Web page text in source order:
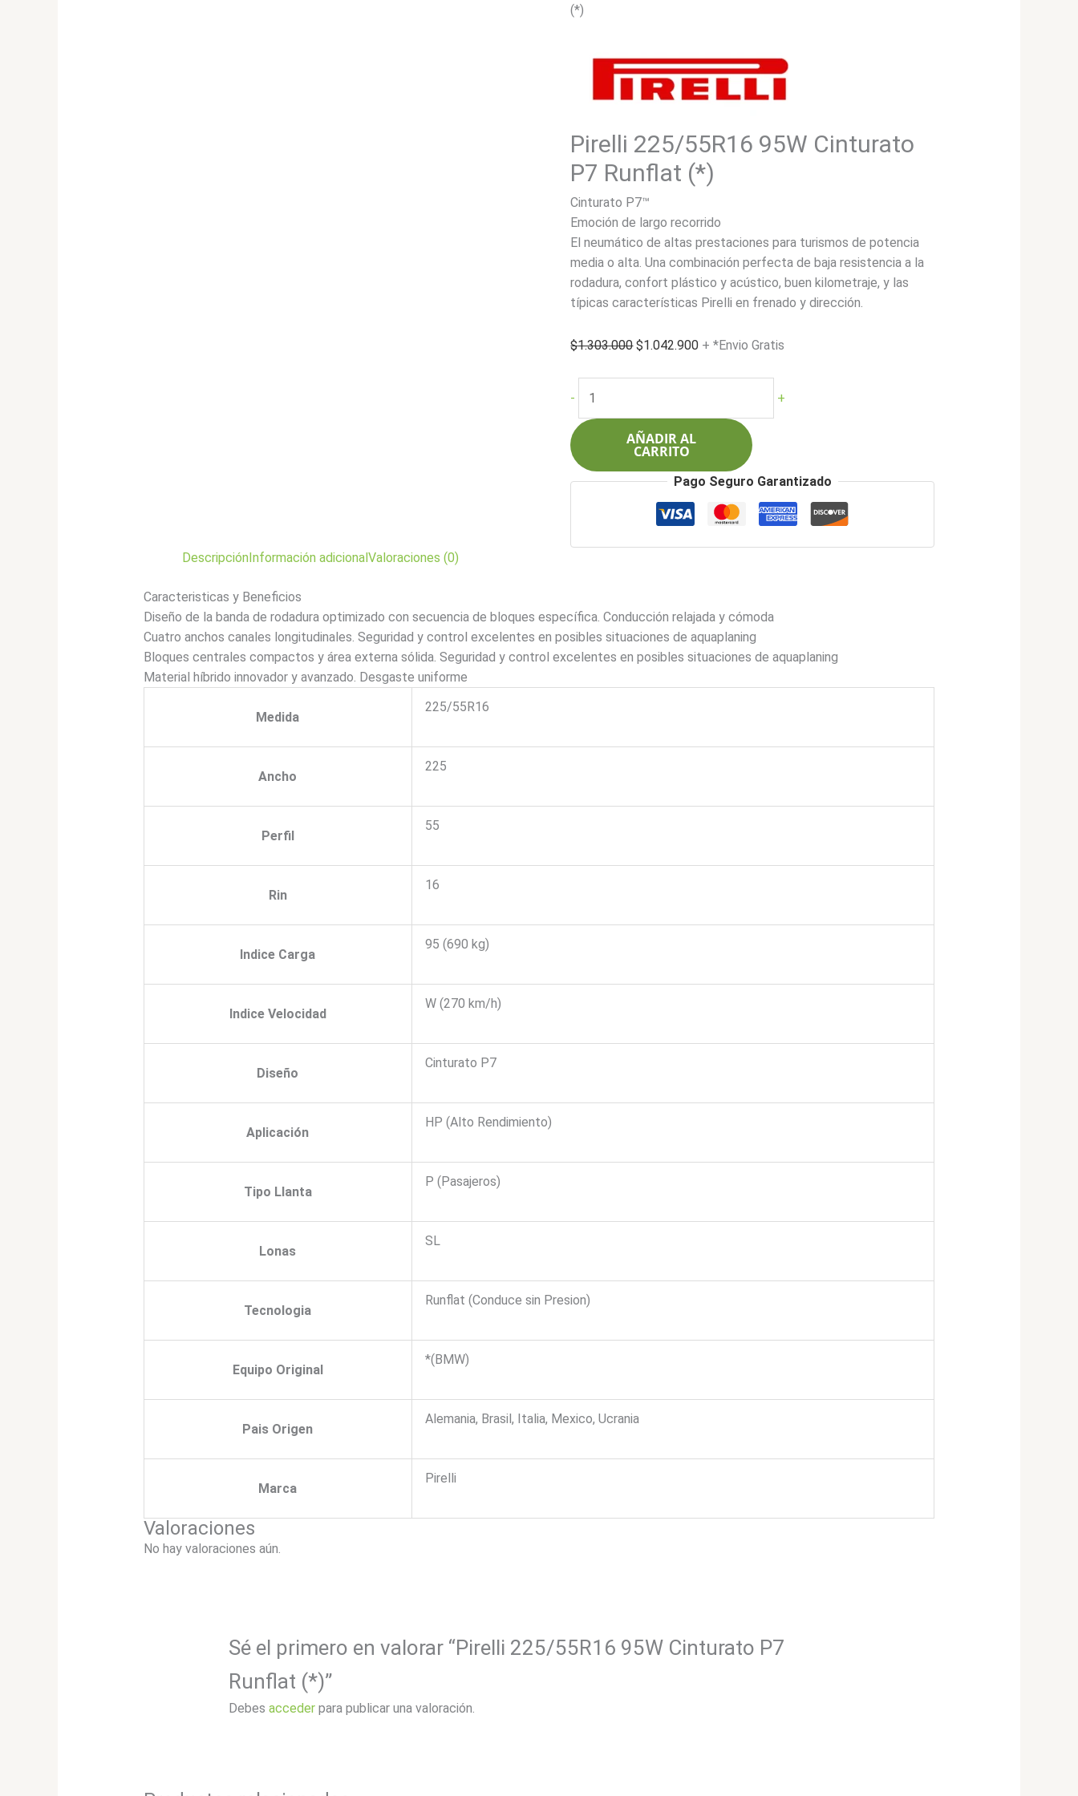
(*)
Pirelli 225/55R16 95W Cinturato
P7 Runflat (*)
Cinturato P7™
Emoción de largo recorrido
El neumático de altas prestaciones para turismos de potencia
media o alta. Una combinación perfecta de baja resistencia a la
rodadura, confort plástico y acústico, buen kilometraje, y las
típicas características Pirelli en frenado y dirección.
$1.303.000El
$1.042.900El
$1.042.900.
+ *Envio Gratis
-
225/55R16
95W
Cinturato
P7
+
AÑADIR AL
CARRITO
Pago Seguro Garantizado
Descripción Información adicional Valoraciones (0)
Caracteristicas y Beneficios
Diseño de la banda de rodadura optimizado con secuencia de bloques específica. Conducción relajada y cómoda
Cuatro anchos canales longitudinales. Seguridad y control excelentes en posibles situaciones de aquaplaning
Bloques centrales compactos y área externa sólida. Seguridad y control excelentes en posibles situaciones de aquaplaning
Material híbrido innovador y avanzado. Desgaste uniforme
Medida
225/55R16
Ancho
225
Perfil
55
Rin
16
Indice Carga
95 (690 kg)
Indice Velocidad
W (270 km/h)
Diseño
Cinturato P7
Aplicación
HP (Alto Rendimiento)
Tipo Llanta
P (Pasajeros)
Lonas
SL
Tecnologia
Runflat (Conduce sin Presion)
Equipo Original
*(BMW)
Pais Origen
Alemania, Brasil, Italia, Mexico, Ucrania
Marca
Pirelli
Valoraciones
No hay valoraciones aún.
Sé el primero en valorar “Pirelli 225/55R16 95W Cinturato P7
Runflat (*)”
Debesacceder para publicar una valoración.